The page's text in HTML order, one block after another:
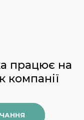
працює на
компанії